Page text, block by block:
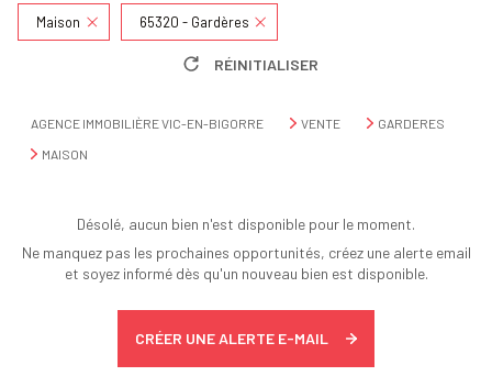
Maison 65320 - Gardères
RÉINITIALISER
AGENCE IMMOBILIÈRE VIC-EN-BIGORRE VENTE
GARDERES
MAISON
Désolé, aucun bien n'est disponible pour le moment.
Ne manquez pas les prochaines opportunités, créez une alerte email
et soyez informé dès qu'un nouveau bien est disponible.
CRÉER UNE ALERTE E-MAIL